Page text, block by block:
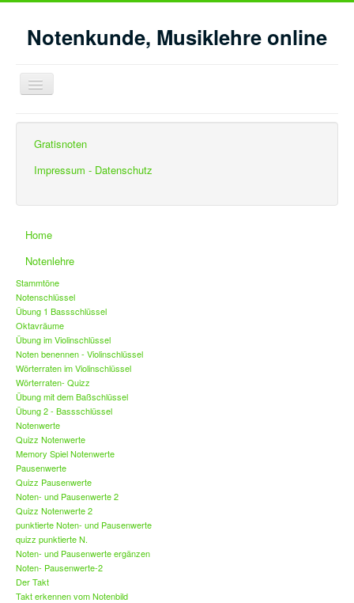
Notenkunde, Musiklehre online
Navigation
an/aus
Gehörbildung Intervalle - Feinbestimmung
Gratisnoten
Impressum - Datenschutz
Home
Notenlehre
Stammtöne
Notenschlüssel
Übung 1 Bassschlüssel
Oktavräume
Übung im Violinschlüssel
Noten benennen - Violinschlüssel
Wörterraten im Violinschlüssel
Wörterraten- Quizz
Übung mit dem Baßschlüssel
Übung 2 - Bassschlüssel
Notenwerte
Quizz Notenwerte
Memory Spiel Notenwerte
Pausenwerte
Quizz Pausenwerte
Noten- und Pausenwerte 2
Quizz Notenwerte 2
punktierte Noten- und Pausenwerte
quizz punktierte N.
Noten- und Pausenwerte ergänzen
Noten- Pausenwerte-2
Der Takt
Takt erkennen vom Notenbild